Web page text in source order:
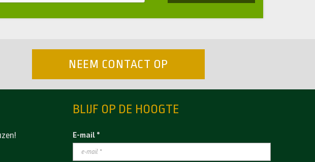
NEEM CONTACT OP
BLIJF OP DE HOOGTE
E-mail *